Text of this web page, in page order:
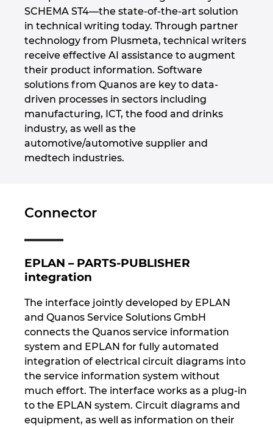
SCHEMA ST4—the state-of-the-art solution
in technical writing today. Through partner
technology from Plusmeta, technical writers
receive effective AI assistance to augment
their product information. Software
solutions from Quanos are key to data-
driven processes in sectors including
manufacturing, ICT, the food and drinks
industry, as well as the
automotive/automotive supplier and
medtech industries.
Connector
EPLAN – PARTS-PUBLISHER
integration
The interface jointly developed by EPLAN
and Quanos Service Solutions GmbH
connects the Quanos service information
system and EPLAN for fully automated
integration of electrical circuit diagrams into
the service information system without
much effort. The interface works as a plug-in
to the EPLAN system. Circuit diagrams and
equipment, as well as information on their
Luxembourg
Malaysia
Mexico
Netherlands
New Zealand
Norway
Poland
Romania
Serbia
Singapore
Slovakia